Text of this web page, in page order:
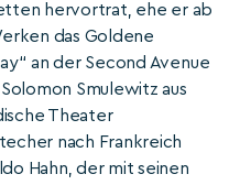
hervortrat, ehe er ab
das Goldene
an der Second Avenue
Smulewitz aus
Theater
nach Frankreich
Hahn, der mit seinen